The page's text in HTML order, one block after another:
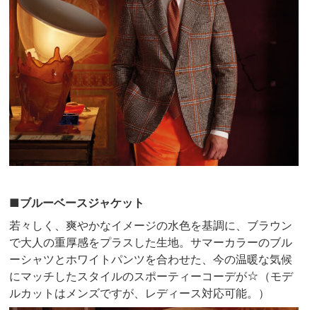
■ブルーベースジャケット
若々しく、爽やかなイメージの水色を基調に、ブラウン
で大人の重厚感をプラスした生地。サマーカラーのブル
ーシャツとホワイトパンツを合わせた、今の温暖な気候
にマッチしたスタイルのスポーティーコーデが☆（モデ
ルカットはメンズですが、レディース対応可能。）